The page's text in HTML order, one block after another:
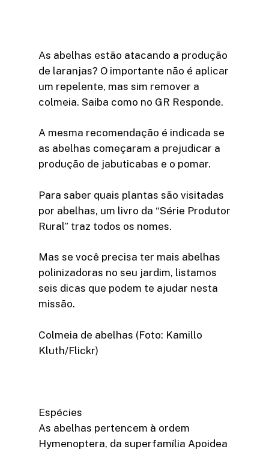
As abelhas estão atacando a produção
de laranjas? O importante não é aplicar
um repelente, mas sim remover a
colmeia. Saiba como no GR Responde.
A mesma recomendação é indicada se
as abelhas começaram a prejudicar a
produção de jabuticabas e o pomar.
Para saber quais plantas são visitadas
por abelhas, um livro da “Série Produtor
Rural” traz todos os nomes.
Mas se você precisa ter mais abelhas
polinizadoras no seu jardim, listamos
seis dicas que podem te ajudar nesta
missão.
Colmeia de abelhas (Foto: Kamillo
Kluth/Flickr)
Espécies
As abelhas pertencem à ordem
Hymenoptera, da superfamília Apoidea